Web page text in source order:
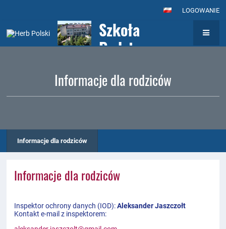
LOGOWANIE
Szkoła
Podstawowa nr
z Oddziałami
Integracyjnymi
Wołominie
Informacje dla rodziców
Informacje dla rodziców
Informacje dla rodziców
Inspektor ochrony danych (IOD):Aleksander Jaszczołt
Kontakt e-mail z inspektorem: